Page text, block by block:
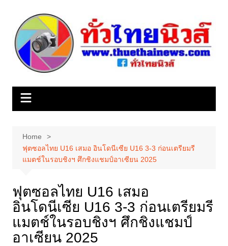
content
Home
ฟุตซอลไทย U16 เสมอ อินโดนีเซีย U16 3-3 ก่อนเตรียมรี
แมตช์ในรอบชิงฯ ศึกชิงแชมป์อาเซียน 2025
ฟุตซอลไทย U16 เสมอ
อินโดนีเซีย U16 3-3 ก่อนเตรียมรี
แมตช์ในรอบชิงฯ ศึกชิงแชมป์
อาเซียน 2025